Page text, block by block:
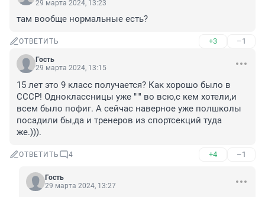
29 марта 2024, 13:23
там вообще нормальные есть?
ОТВЕТИТЬ +3 –1
Гость
29 марта 2024, 13:15
15 лет это 9 класс получается? Как хорошо было в
СССР! Одноклассницы уже """ во всю,с кем хотели,и
всем было пофиг. А сейчас наверное уже полшколы
посадили бы,да и тренеров из спортсекций туда
же.))).
ОТВЕТИТЬ 4 +4 –1
Гость
29 марта 2024, 13:27